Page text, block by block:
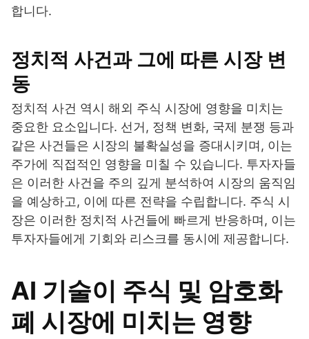
합니다.
정치적 사건과 그에 따른 시장 변
동
정치적 사건 역시 해외 주식 시장에 영향을 미치는
중요한 요소입니다. 선거, 정책 변화, 국제 분쟁 등과
같은 사건들은 시장의 불확실성을 증대시키며, 이는
주가에 직접적인 영향을 미칠 수 있습니다. 투자자들
은 이러한 사건을 주의 깊게 분석하여 시장의 움직임
을 예상하고, 이에 따른 전략을 수립합니다. 주식 시
장은 이러한 정치적 사건들에 빠르게 반응하며, 이는
투자자들에게 기회와 리스크를 동시에 제공합니다.
AI 기술이 주식 및 암호화
폐 시장에 미치는 영향